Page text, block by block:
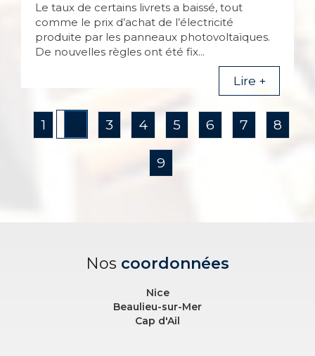
Le taux de certains livrets a baissé, tout
comme le prix d’achat de l’électricité
produite par les panneaux photovoltaïques.
De nouvelles règles ont été fix...
Lire +
1 3 4 5 6 7 8
9
Nos coordonnées
Nice
Beaulieu-sur-Mer
Cap d'Ail